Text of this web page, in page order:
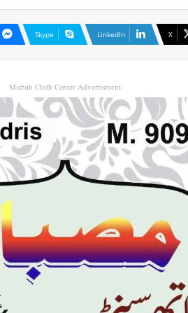
X
LinkedIn
Skype
Misbah Cloth Center Advertisment